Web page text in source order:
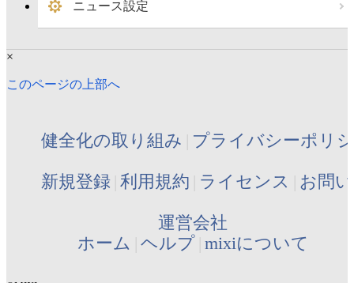
ニュース設定
×
このページの上部へ
健全化の取り組み プライバシーポリ
新規登録 利用規約 ライセンス お問
運営会社
ホーム ヘルプ mixiについて